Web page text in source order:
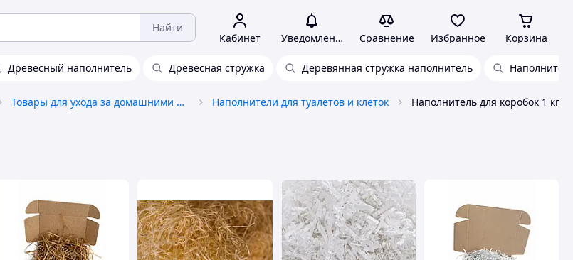
Найти
Кабинет Уведомления Сравнение Избранное Корзина
Древесный наполнитель Древесная стружка Деревянная стружка наполнитель
Товары для ухода за домашними животными Наполнители для туалетов и клеток Наполнитель для коробок 1 кг